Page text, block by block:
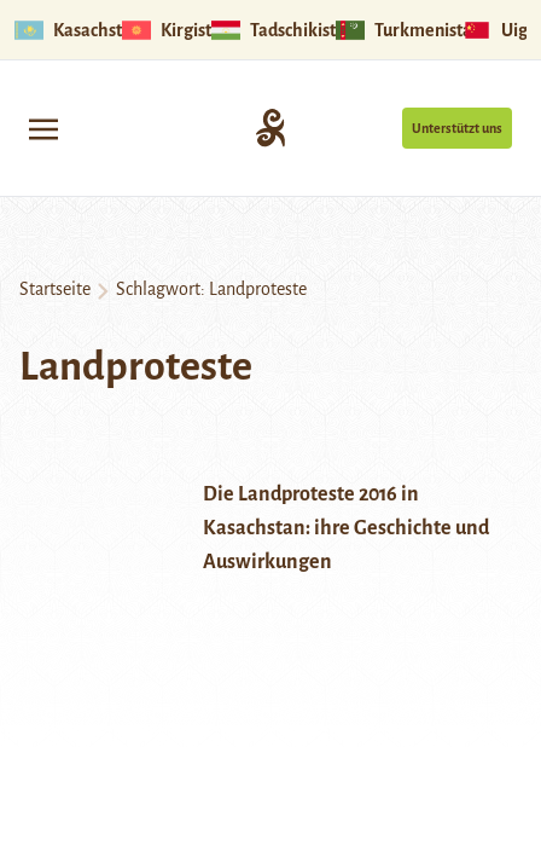
Kasachstan Kirgistan Tadschikistan Turkmenistan
Unterstützt uns
Startseite Schlagwort: Landproteste
Landproteste
Die Landproteste 2016 in
Kasachstan: ihre Geschichte und
Auswirkungen